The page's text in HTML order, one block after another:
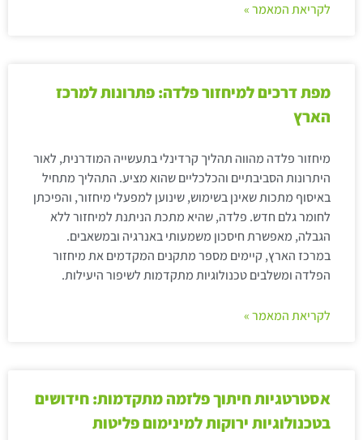
לקריאת המאמר »
מפת דרכים למיחזור פלדה: פתרונות למרכז
הארץ
מיחזור פלדה מהווה תהליך קרדינלי בתעשייה המודרנית, לאור
היתרונות הסביבתיים והכלכליים שהוא מציע. התהליך מתחיל
באיסוף מתכות שאינן בשימוש, שינוען למפעלי מיחזור, והפיכתן
לחומר גלם חדש. פלדה, שהיא מתכת הניתנת למיחזור ללא
הגבלה, מאפשרת חיסכון משמעותי באנרגיה ובמשאבים.
במרכז הארץ, קיימים מספר מתקנים המקדמים את מיחזור
הפלדה ומשלבים טכנולוגיות מתקדמות לשיפור היעילות.
לקריאת המאמר »
אסטרטגיות חיתוך פלזמה מתקדמות: חידושים
בטכנולוגיות ירוקות למינימום פליטות